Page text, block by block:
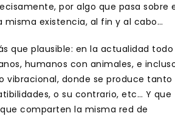
por algo que pasa sobre
misma existencia, al fin y al cabo…
que plausible: en la actualidad todo
humanos con animales, e
vibracional, donde se produce tanto
o su contrario, etc… Y que
comparten la misma red de